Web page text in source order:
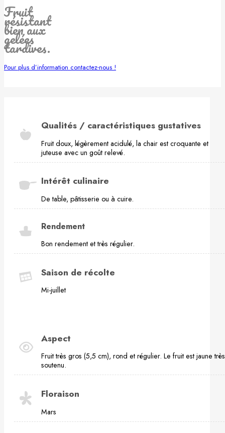
Fruit
résistant
bien aux
gelées
tardives.
Pour plus d’information contactez-nous !
Qualités / caractéristiques gustatives
Fruit doux, légèrement acidulé, la chair est croquante et
juteuse avec un goût relevé.
Intérêt culinaire
De table, pâtisserie ou à cuire.
Rendement
Bon rendement et très régulier.
Saison de récolte
Mi-juillet
Aspect
Fruit très gros (5,5 cm), rond et régulier. Le fruit est jaune très
soutenu.
Floraison
Mars